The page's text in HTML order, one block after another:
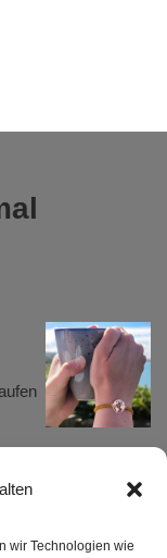
wir Technologien wie